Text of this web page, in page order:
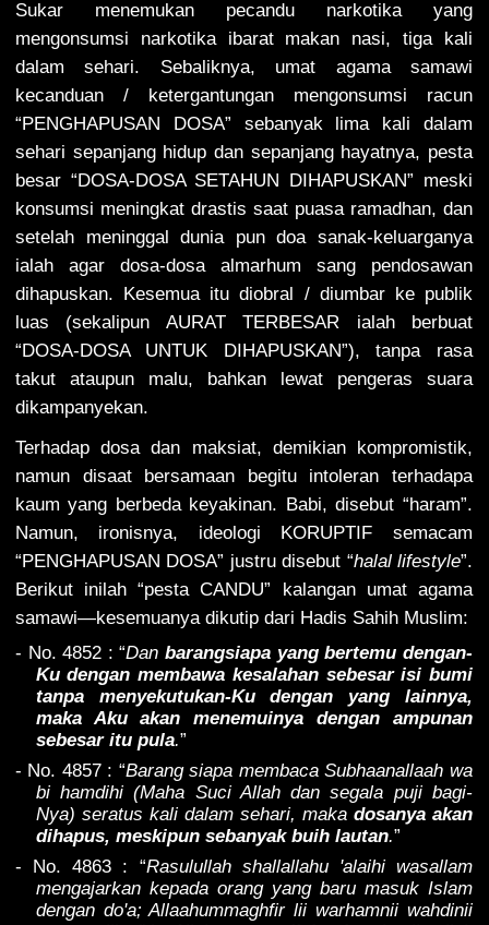
Sukar menemukan pecandu narkotika yang
mengonsumsi narkotika ibarat makan nasi, tiga kali
dalam sehari. Sebaliknya, umat agama samawi
kecanduan / ketergantungan mengonsumsi racun
“PENGHAPUSAN DOSA” sebanyak lima kali dalam
sehari sepanjang hidup dan sepanjang hayatnya, pesta
besar “DOSA-DOSA SETAHUN DIHAPUSKAN” meski
konsumsi meningkat drastis saat puasa ramadhan, dan
setelah meninggal dunia pun doa sanak-keluarganya
ialah agar dosa-dosa almarhum sang pendosawan
dihapuskan. Kesemua itu diobral / diumbar ke publik
luas (sekalipun AURAT TERBESAR ialah berbuat
“DOSA-DOSA UNTUK DIHAPUSKAN”), tanpa rasa
takut ataupun malu, bahkan lewat pengeras suara
dikampanyekan.
Terhadap dosa dan maksiat, demikian kompromistik,
namun disaat bersamaan begitu intoleran terhadapa
kaum yang berbeda keyakinan. Babi, disebut “haram”.
Namun, ironisnya, ideologi KORUPTIF semacam
“PENGHAPUSAN DOSA” justru disebut “halal lifestyle”.
Berikut inilah “pesta CANDU” kalangan umat agama
samawi—kesemuanya dikutip dari Hadis Sahih Muslim:
- No. 4852 : “Danbarangsiapa yang bertemu dengan-
Ku dengan membawa kesalahan sebesar isi bumi
tanpa menyekutukan-Ku dengan yang lainnya,
maka Aku akan menemuinya dengan ampunan
sebesar itu pula.”
- No. 4857 : “Barang siapa membaca Subhaanallaah wa
bi hamdihi (Maha Suci Allah dan segala puji bagi-
Nya) seratus kali dalam sehari, maka dosanya akan
dihapus, meskipun sebanyak buih lautan.”
- No. 4863 : “Rasulullah shallallahu 'alaihi wasallam
mengajarkan kepada orang yang baru masuk Islam
dengan do'a; Allaahummaghfir lii warhamnii wahdinii